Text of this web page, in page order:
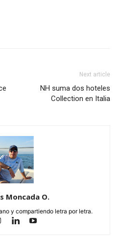
Next article
NH suma dos hoteles
Collection en Italia
Moncada O.
y compartiendo letra por letra.